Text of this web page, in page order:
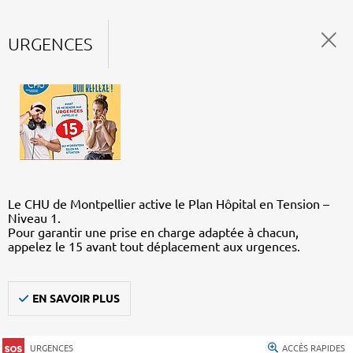
URGENCES
Le CHU de Montpellier active le Plan Hôpital en Tension –
Niveau 1.
Pour garantir une prise en charge adaptée à chacun,
appelez le 15 avant tout déplacement aux urgences.
EN SAVOIR PLUS
URGENCES ACCÈS RAPIDES